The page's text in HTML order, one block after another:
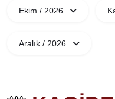
Ekim / 2026
Aralık / 2026